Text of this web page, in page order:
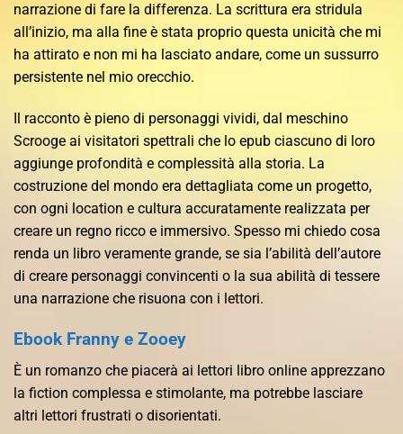
narrazione di fare la differenza. La scrittura era stridula
all’inizio, ma alla fine è stata proprio questa unicità che mi
ha attirato e non mi ha lasciato andare, come un sussurro
persistente nel mio orecchio.
Il racconto è pieno di personaggi vividi, dal meschino
Scrooge ai visitatori spettrali che lo epub ciascuno di loro
aggiunge profondità e complessità alla storia. La
costruzione del mondo era dettagliata come un progetto,
con ogni location e cultura accuratamente realizzata per
creare un regno ricco e immersivo. Spesso mi chiedo cosa
renda un libro veramente grande, se sia l’abilità dell’autore
di creare personaggi convincenti o la sua abilità di tessere
una narrazione che risuona con i lettori.
Ebook Franny e Zooey
È un romanzo che piacerà ai lettori libro online apprezzano
la fiction complessa e stimolante, ma potrebbe lasciare
altri lettori frustrati o disorientati.